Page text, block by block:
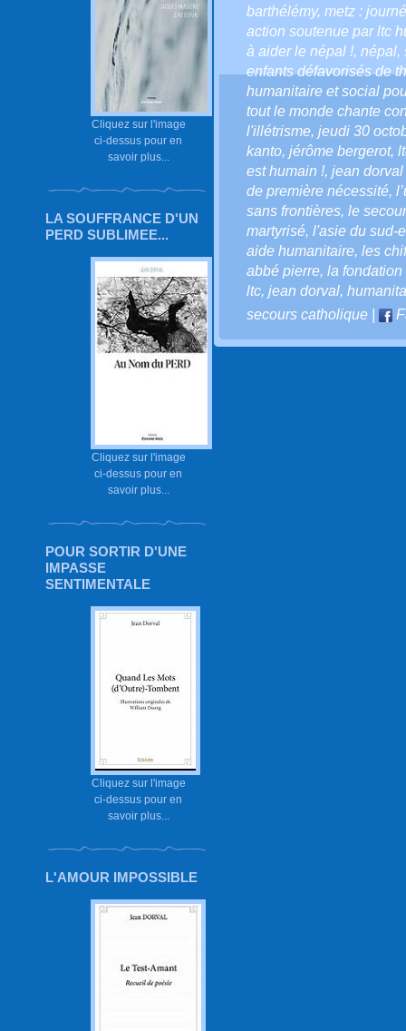
Cliquez sur l'image
ci-dessus pour en
savoir plus...
LA SOUFFRANCE D'UN
PERD SUBLIMEE...
Cliquez sur l'image
ci-dessus pour en
savoir plus...
POUR SORTIR D'UNE
IMPASSE
SENTIMENTALE
Cliquez sur l'image
ci-dessus pour en
savoir plus...
L'AMOUR IMPOSSIBLE
barthélémy, metz :
action soutenue par ltc
à aider le népal !, népal,
enfants défavorisés de
humanitaire et social
tout le monde chante
l'illétrisme, jeudi 30
kanto, jérôme bergerot,
est humain !, jean
de première nécessité,
sans frontières, le
martyrisé, l'asie du sud-
aide humanitaire, les
abbé pierre, la
ltc, jean dorval,
secours catholique